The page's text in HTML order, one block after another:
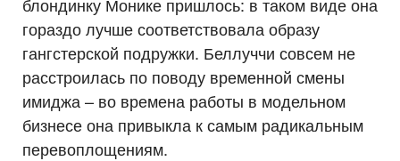
гораздо лучше соответствовала образу
гангстерской подружки. Беллуччи совсем не
расстроилась по поводу временной смены
имиджа – во времена работы в модельном
бизнесе она привыкла к самым радикальным
перевоплощениям.